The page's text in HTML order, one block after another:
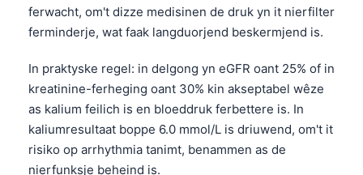
ferwacht, om't dizze medisinen de druk yn it nierfilter
ferminderje, wat faak langduorjend beskermjend is.
In praktyske regel: in delgong yn eGFR oant 25% of in
kreatinine-ferheging oant 30% kin akseptabel wêze
as kalium feilich is en bloeddruk ferbettere is. In
kaliumresultaat boppe 6.0 mmol/L is driuwend, om't it
risiko op arrhythmia tanimt, benammen as de
nierfunksje beheind is.